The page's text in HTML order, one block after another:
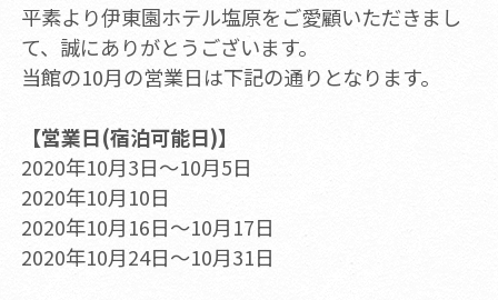
平素より伊東園ホテル塩原をご愛顧いただきまし
て、誠にありがとうございます。
当館の10月の営業日は下記の通りとなります。
【営業日(宿泊可能日)】
2020年10月3日～10月5日
2020年10月10日
2020年10月16日～10月17日
2020年10月24日～10月31日